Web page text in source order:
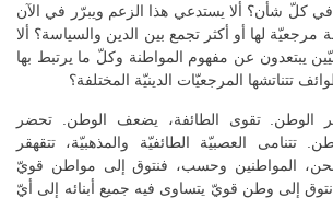
كلّ شأن؟ ألا يستدعي هذا الزعم ويبرّر في الآن
لها أو أكثر تجمع بين الدين والسياسة؟ ألا
يبتعدون عن مفهوم المواطنة وكلّ ما يرتبط بها
تتناتشها المرجعيّات الدينيّة المختلفة؟
الوطن. تقوى الطائفة، يضعف الوطن. تحضر
تتنامى العصبيّة الطائفيّة والمذهبيّة، تتقهقر
نحن، المواطنين وحسب، فنتوق إلى مواطن قويّ
نتوق إلى وطن قويّ يتساوى فيه جميع أبنائه إلى أيّ